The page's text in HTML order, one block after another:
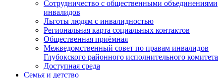
Сотрудничество с общественными объединениями
инвалидов
Льготы людям с инвалидностью
Региональная карта социальных контактов
Общественная приёмная
Межведомственный совет по правам инвалидов
Глубокского районного исполнительного комитета
Доступная среда
Семья и детство